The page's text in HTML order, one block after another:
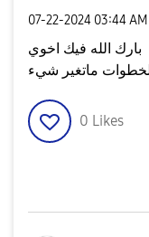
‎07-22-2024 03:44 AM
بارك الله فيك اخوي
ماتغير شيء
0 Likes